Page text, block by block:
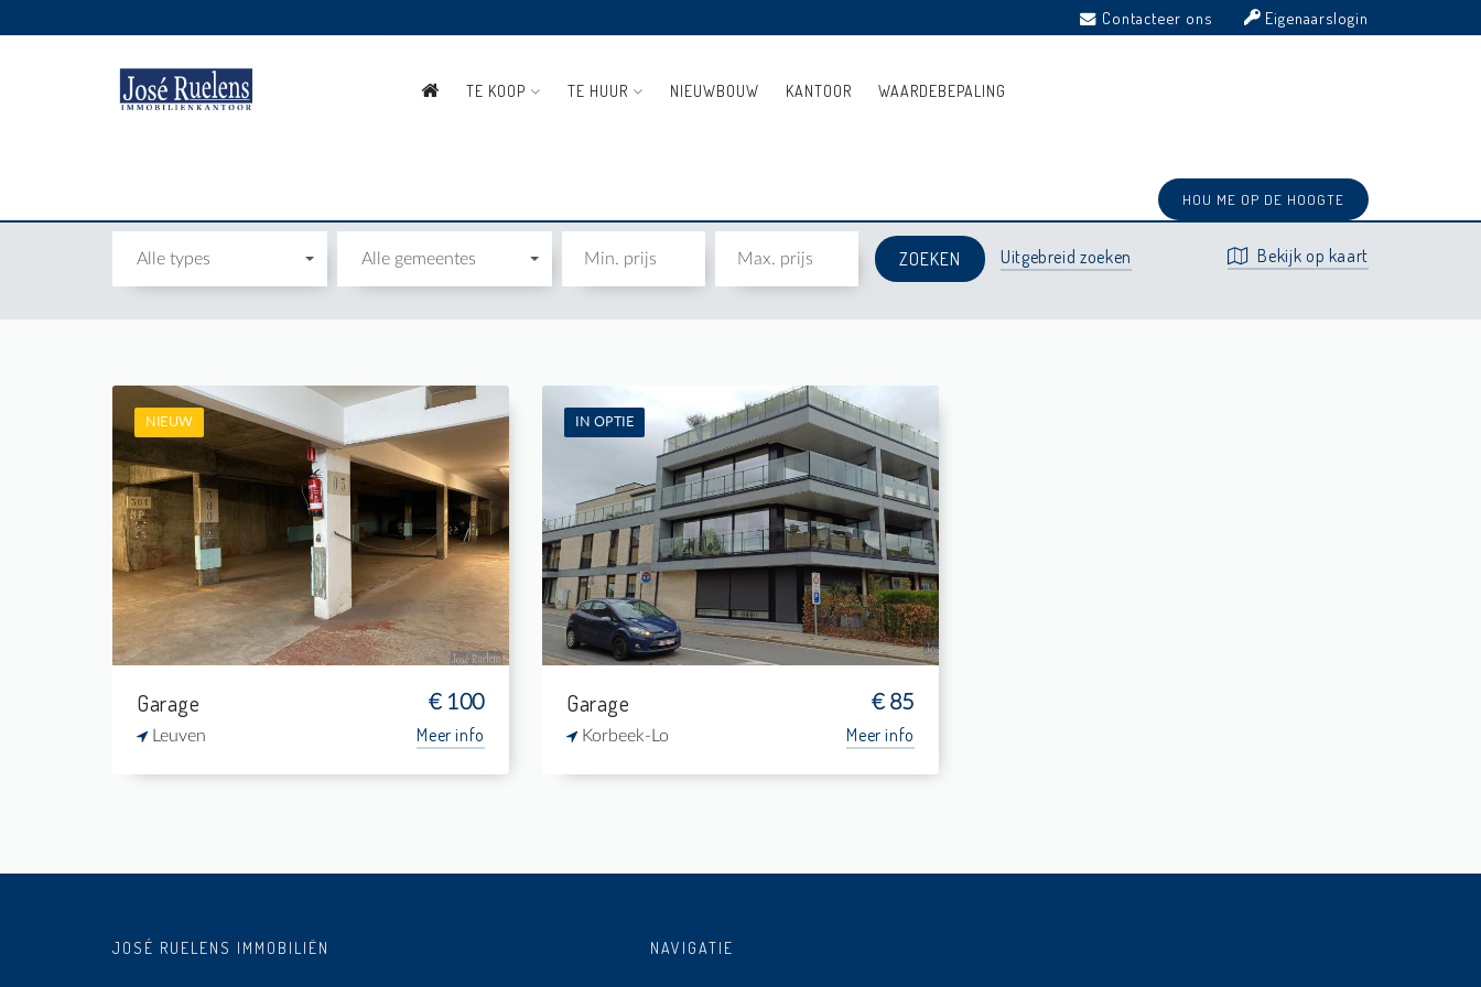
Contacteer ons Eigenaarslogin
TE KOOP TE HUUR NIEUWBOUW KANTOOR WAARDEBEPALING
HOU ME OP DE HOOGTE
⋅ Type ⋅Gemeente⋅Recent
Alle types Alle gemeentes Uitgebreid zoeken Bekijk op kaart
NIEUW
Te Huur:
-
-
Garage € 100
Leuven Meer info
IN OPTIE
Te Huur:
-
-
-
-
Garage € 85
Korbeek-Lo Meer info
JOSÉ RUELENS IMMOBILIËN NAVIGATIE